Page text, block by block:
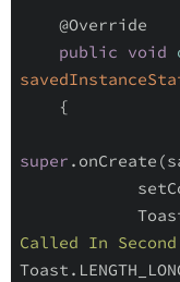
@Override
public void
{
super
Called In